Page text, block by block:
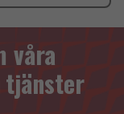
våra
tjänster